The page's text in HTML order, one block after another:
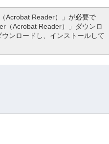
Acrobat Reader）」が必要で
（Acrobat Reader）」ダウンロ
ンロードし、インストールして